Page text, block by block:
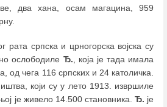
два хана, осам магацина, 959
рата српска и црногорска војска су
ослободиле Ђ. , која је тада имала
од чега 116 српских и 24 католичка.
који су у лето 1913. извршиле
је живело 14.500 становника. Ђ. jе